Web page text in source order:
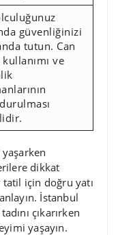
güvenliğinizi
tutun. Can
ve
dikkat
için doğru yatı
İstanbul
çıkarırken
yaşayın.